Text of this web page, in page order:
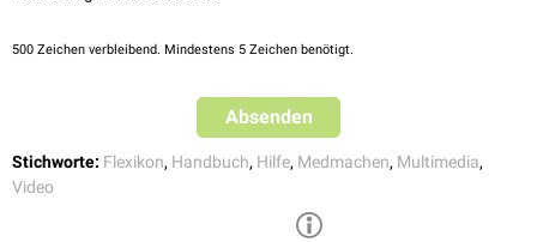
500 Zeichen verbleibend. Mindestens 5 Zeichen benötigt.
Absenden
Stichworte: Flexikon, Handbuch, Hilfe, Medmachen, Multimedia,
Video